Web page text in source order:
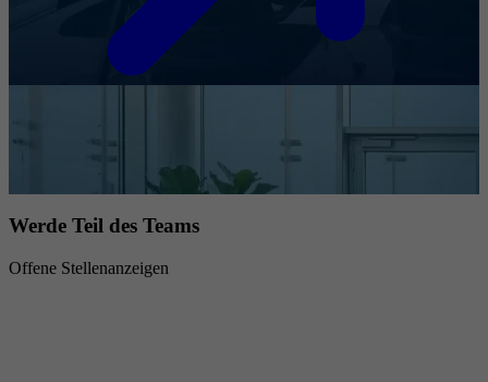
Werde Teil des Teams
Offene Stellenanzeigen